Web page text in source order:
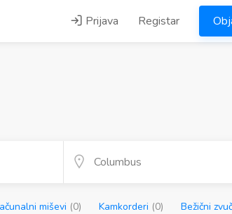
Prijava Registar
miševi (0) Kamkorderi (0) Bežični